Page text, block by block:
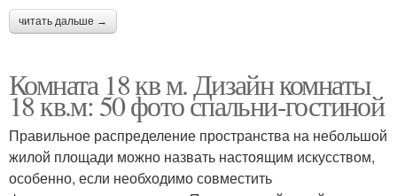
читать дальше →
Комната 18 кв м. Дизайн комнаты
18 кв.м: 50 фото спальни-гостиной
Правильное распределение пространства на небольшой
жилой площади можно назвать настоящим искусством,
особенно, если необходимо совместить